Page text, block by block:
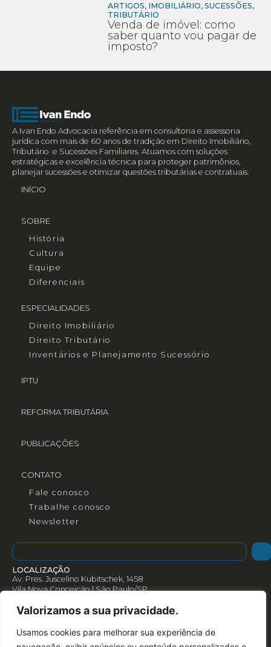
Valorizamos a sua privacidade.
Usamos cookies para melhorar sua experiência de
ARTIGOS, IMOBILIÁRIO,SUCESSÕES,
TRIBUTÁRIO
Venda de imóvel: como
saber quanto vou pagar de
imposto?
A Ivan Endo Advocacia referência em consultoria e assessoria
jurídica com mais de 60 anos de tradição em Direito Imobiliário,
Tributário e Sucessões Familiares. Atuamos com soluções
estratégicas e excelência técnica para proteger patrimônios,
planejar sucessões e otimizar questões tributárias e contratuais.
INÍCIO
SOBRE
História
Cultura
Equipe
Diferenciais
ESPECIALIDADES
Direito Imobiliário
Direito Tributário
Inventários e Planejamento Sucessório
IPTU
REFORMA TRIBUTÁRIA
PUBLICAÇÕES
CONTATO
Fale conosco
Trabalhe conosco
Newsletter
LOCALIZAÇÃO
Av. Pres. Juscelino Kubitschek, 1458
Vila Nova Conceição | São Paulo/SP
Como chegar
Rotas
(+55) 11 3078 3055